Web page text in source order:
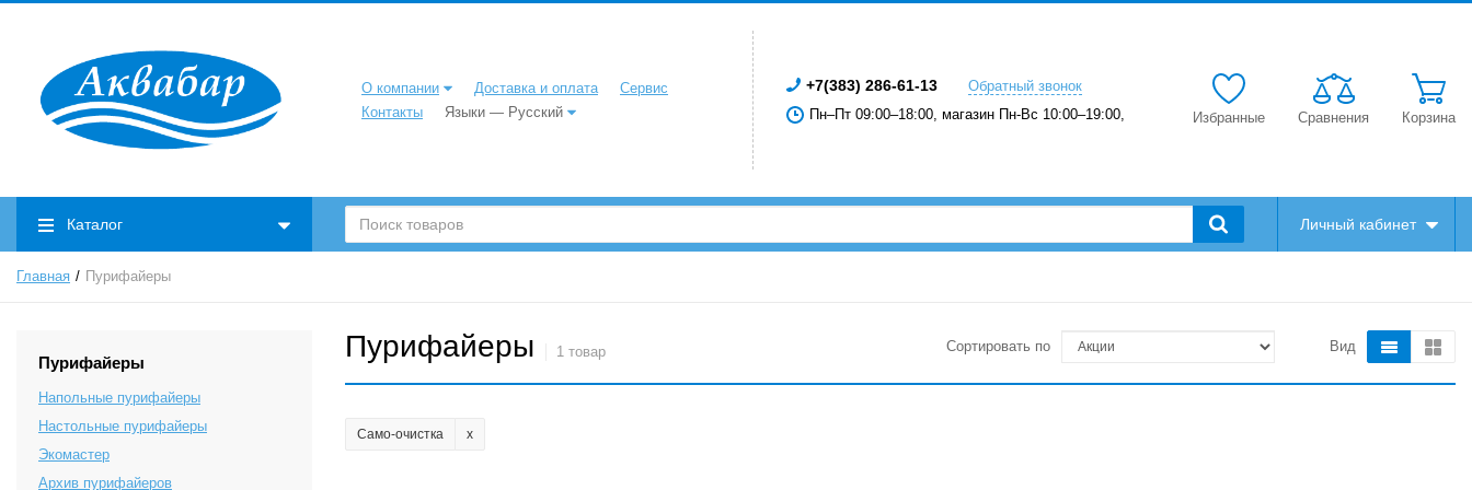
О компании Доставка и оплата
Сервис
Контакты
Языки — Русский
+7(383) 286-61-13
Обратный звонок
Пн–Пт 09:00–18:00, магазин Пн-Вс 10:00–19:00,
Избранные Сравнения Корзина
Каталог Личный кабинет
Главная Пурифайеры
Пурифайеры
Напольные пурифайеры
Настольные пурифайеры
Экомастер
Архив пурифайеров
Пурифайеры 1 товар Сортировать по Вид
Само-очистка